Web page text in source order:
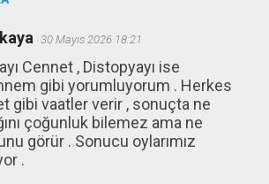
30 Mayıs 2026 18:21
Cennet , Distopyayı ise
gibi yorumluyorum . Herkes
gibi vaatler verir , sonuçta ne
çoğunluk bilemez ama ne
görür . Sonucu oylarımız
.